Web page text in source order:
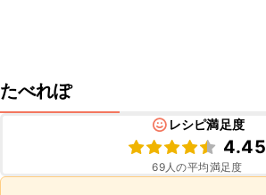
たべれぽ
レシピ満足度
4.45
69人の平均満足度